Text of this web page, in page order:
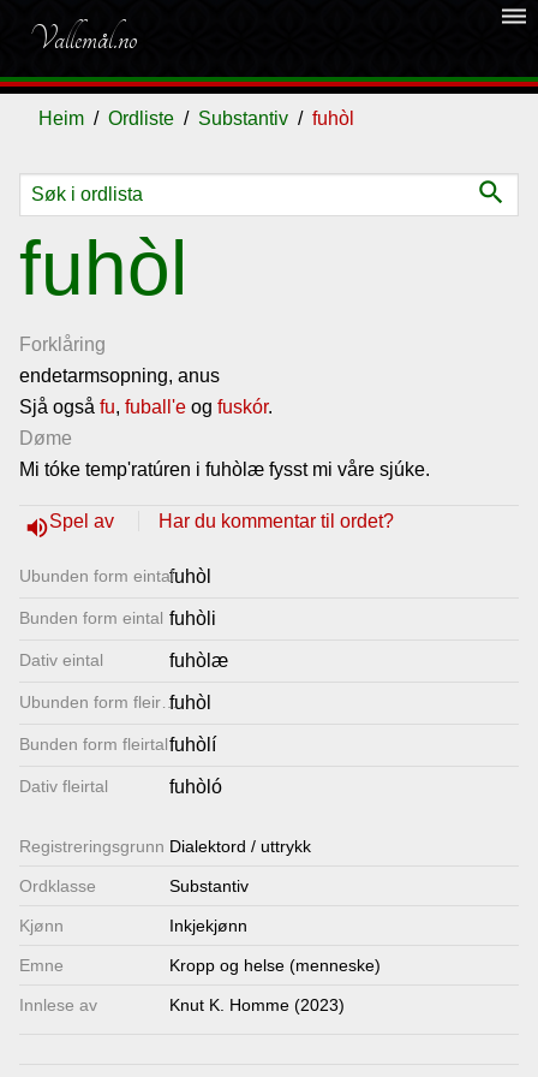
Vallemål.no
dehaze
Heim Ordliste Substantiv fuhòl
search
fuhòl
Forklåring
endetarmsopning, anus
Sjå også fu, fuball'e og fuskór.
Døme
Mi tóke temp'ratúren i fuhòlæ fysst mi våre sjúke.
volume_upSpel av Har du kommentar til ordet?
Ubunden form eintalfuhòl
Bunden form eintal fuhòli
Dativ eintal fuhòlæ
Ubunden form fleirtal
fuhòl
Bunden form fleirtalfuhòlí
Dativ fleirtal fuhòló
Registrerings­grunn Dialektord / uttrykk
Ordklasse Substantiv
Kjønn Inkjekjønn
Emne Kropp og helse (menneske)
Innlese av Knut K. Homme (2023)
Ordliste
Om
vallemålet
Gjestebok
Lenkjer
Kontakt
oss